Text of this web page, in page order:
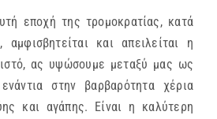
εποχή της τρομοκρατίας, κατά
αμφισβητείται και απειλείται η
ας υψώσουμε μεταξύ μας ως
στην βαρβαρότητα χέρια
και αγάπης. Είναι η καλύτερη